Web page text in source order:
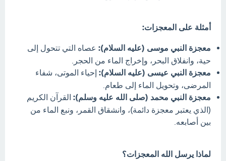
أمثلة على المعجزات:
معجزة النبي موسى (عليه السلام): عصاه التي تتحول إلى
حية، وانفلاق البحر، وإخراج الماء من الحجر.
معجزة النبي عيسى (عليه السلام): إحياء الموتى، شفاء
المرضى، وتحويل الماء إلى طعام.
معجزة النبي محمد (صلى الله عليه وسلم): القرآن الكريم
(الذي يعتبر معجزة دائمة)، وانشقاق القمر، ونبع الماء من
بين أصابعه.
لماذا يرسل الله المعجزات؟